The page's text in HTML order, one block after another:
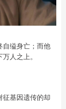
自缢身亡；而他
人之上。
基因遗传的却